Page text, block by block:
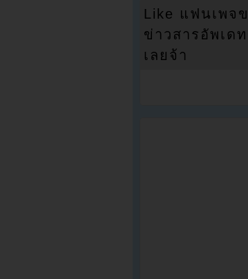
Like แฟนเพจ
ข่าวสารอัพเด
เลยจ้า